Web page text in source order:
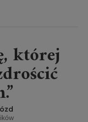
której